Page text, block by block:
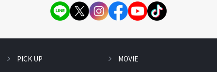
PICK UP MOVIE